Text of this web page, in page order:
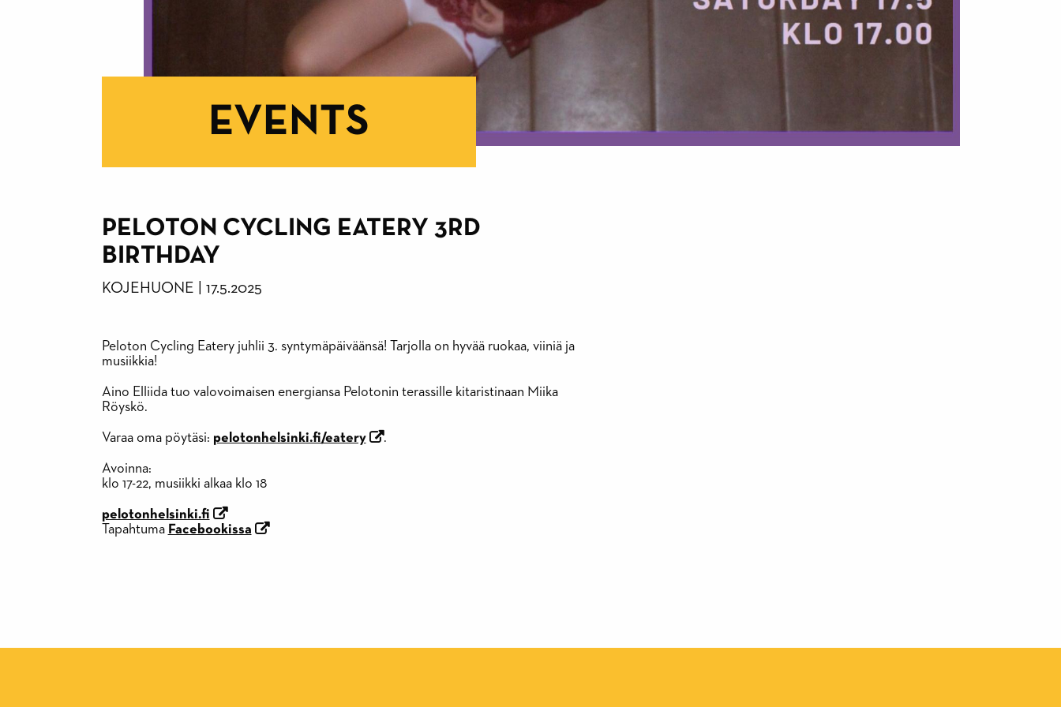
EVENTS
PELOTON CYCLING EATERY 3RD
BIRTHDAY
KOJEHUONE 17.5.2025
Peloton Cycling Eatery juhlii 3. syntymäpäiväänsä! Tarjolla on hyvää ruokaa, viiniä ja
musiikkia!
Aino Elliida tuo valovoimaisen energiansa Pelotonin terassille kitaristinaan Miika
Röyskö.
Varaa oma pöytäsi: pelotonhelsinki.fi/eatery .
Avoinna:
klo 17-22, musiikki alkaa klo 18
pelotonhelsinki.fi
Tapahtuma Facebookissa